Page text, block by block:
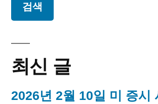
독
운
동
가
김
최신 글
2026년 2월 10일 미 증시